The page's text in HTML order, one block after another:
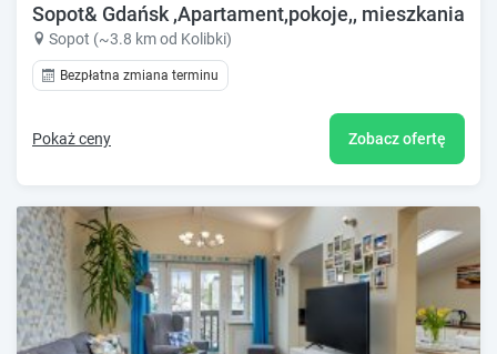
Sopot& Gdańsk ,Apartament,pokoje,, mieszkania
Sopot (~3.8 km od Kolibki)
Bezpłatna zmiana terminu
Pokaż ceny Zobacz ofertę